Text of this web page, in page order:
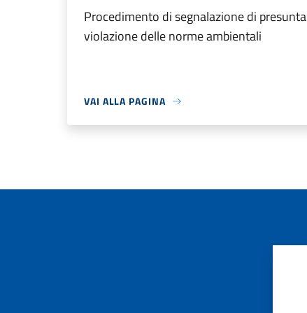
Procedimento di segnalazione di presunta
violazione delle norme ambientali
VAI ALLA PAGINA